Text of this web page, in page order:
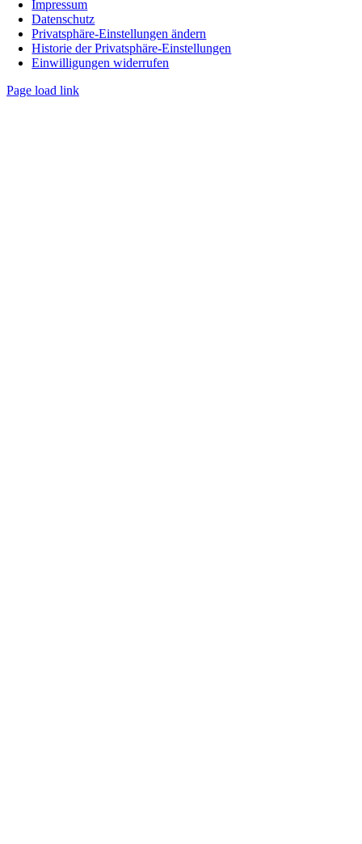
Impressum
Datenschutz
Privatsphäre-Einstellungen ändern
Historie der Privatsphäre-Einstellungen
Einwilligungen widerrufen
Page load link